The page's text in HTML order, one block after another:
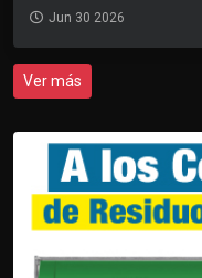
Jun 30 2026
Ver más